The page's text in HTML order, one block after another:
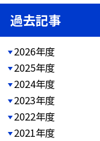
過去記事
2026年度
2025年度
2024年度
2023年度
2022年度
2021年度